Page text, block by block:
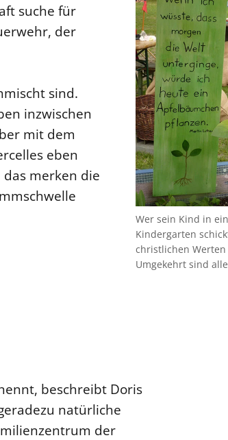
Wer sein Kind in
Kindergarten
christlichen
Umgekehrt sind
suche für
der
sind.
inzwischen
mit dem
eben
merken die
beschreibt Doris
natürliche
der